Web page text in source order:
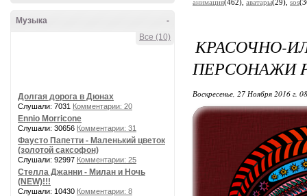
-
Музыка
Все (10)
Долгая дорога в Дюнах
Слушали: 7031 Комментарии: 20
Ennio Morricone
Слушали: 30656 Комментарии: 31
Фаусто Папетти - Маленький цветок
(золотой саксофон)
Слушали: 92997 Комментарии: 25
Стелла Джанни - Милан и Ночь
(NEW)!!!
Слушали: 10430 Комментарии: 8
анимация(462), аватары(29), sos
КРАСОЧНО-
ПЕРСОНАЖИ
Воскресенье, 27 Ноября 2016 г.